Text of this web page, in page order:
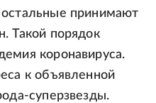
принимают
Такой порядок
коронавируса.
к объявленной
суперзвезды.